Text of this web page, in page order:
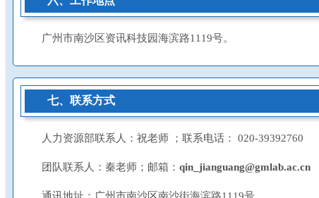
广州市南沙区资讯科技园海滨路1119号。
七、联系方式
人力资源部联系人：祝老师 ；联系电话： 020-39392760
团队联系人：秦老师；邮箱： qin_jianguang@gmlab.ac.cn
通讯地址：广州市南沙区南沙街海滨路1119号